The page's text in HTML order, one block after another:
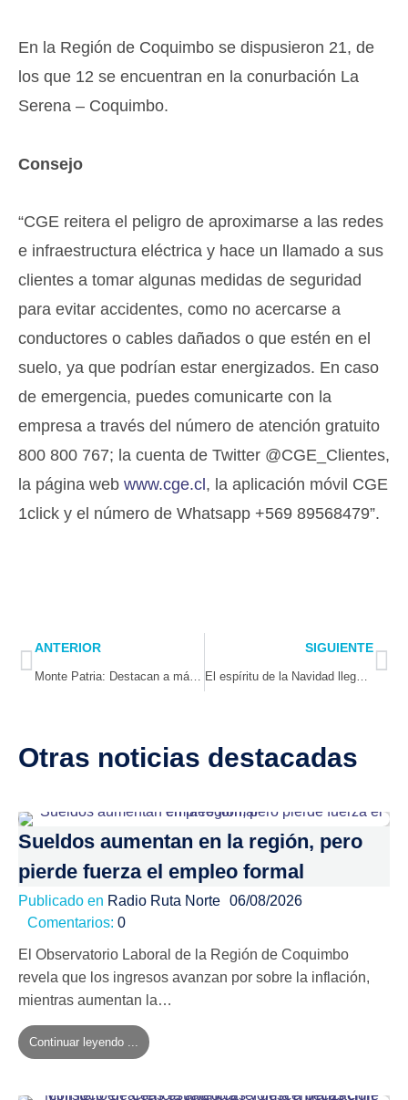
En la Región de Coquimbo se dispusieron 21, de
los que 12 se encuentran en la conurbación La
Serena – Coquimbo.
Consejo
“CGE reitera el peligro de aproximarse a las redes
e infraestructura eléctrica y hace un llamado a sus
clientes a tomar algunas medidas de seguridad
para evitar accidentes, como no acercarse a
conductores o cables dañados o que estén en el
suelo, ya que podrían estar energizados. En caso
de emergencia, puedes comunicarte con la
empresa a través del número de atención gratuito
800 800 767; la cuenta de Twitter @CGE_Clientes,
la página web www.cge.cl , la aplicación móvil CGE
1click y el número de Whatsapp +569 89568479”.
Prev
ANTERIOR
Monte Patria: Destacan a más de 180 alumnos de la comuna por participar en los Juegos Deportivos 2023
SIGUIENTE
El espíritu de la Navidad llega a Illapel Miles de personas participaron del encendido del Árbol y de espectacular Carnaval Navideño
Otras noticias destacadas
Sueldos aumentan en la región, pero
pierde fuerza el empleo formal
Publicado en Radio Ruta Norte 06/08/2026
Comentarios: 0
El Observatorio Laboral de la Región de Coquimbo
revela que los ingresos avanzan por sobre la inflación,
mientras aumentan la…
Continuar leyendo ...